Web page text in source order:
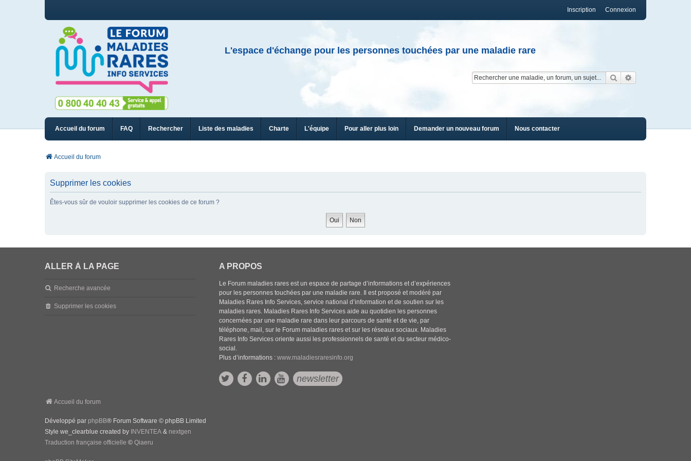
Connexion
Inscription
L'espace d'échange pour les personnes touchées par une maladie rare
Rechercher
Accueil du forum FAQ Rechercher Liste des maladies Charte L'équipe Pour aller plus loin Demander un nouveau forum Nous contacter
Accueil du forum
Supprimer les cookies
Êtes-vous sûr de vouloir supprimer les cookies de ce forum ?
ALLER À LA PAGE
Recherche avancée
Supprimer les cookies
A PROPOS
Le Forum maladies rares est un espace de partage d’informations et d’expériences
pour les personnes touchées par une maladie rare. Il est proposé et modéré par
Maladies Rares Info Services, service national d’information et de soutien sur les
maladies rares. Maladies Rares Info Services aide au quotidien les personnes
concernées par une maladie rare dans leur parcours de santé et de vie, par
téléphone, mail, sur le Forum maladies rares et sur les réseaux sociaux. Maladies
Rares Info Services oriente aussi les professionnels de santé et du secteur médico-
social.
Plus d’informations :www.maladiesraresinfo.org
newsletter
Accueil du forum
Développé par phpBB® Forum Software © phpBB Limited
Style we_clearblue created by INVENTEA & nextgen
Traduction française officielle © Qiaeru